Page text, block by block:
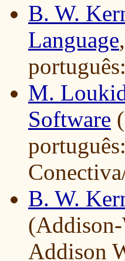
B. W.
Language
M.
Software
B. W.
Addison